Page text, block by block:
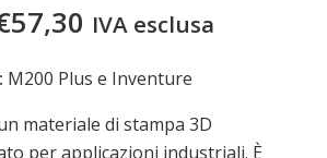
57,30 Fascia
prezzo:
€33,90
IVA esclusa
M200 Plus e Inventure
materiale di stampa 3D
per applicazioni industriali. È